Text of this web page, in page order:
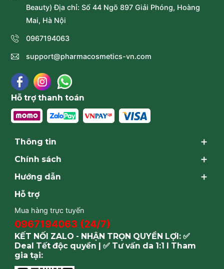
Sử dụng ngón tay áp út để tán đều và massage nhẹ
nhàng cho sản phẩm thẩm thấu.
Beauty) Địa chỉ: Số 44 Ngõ 897 Giải Phóng, Hoàng
Mai, Hà Nội
0967194063
support@pharmacosmetics-vn.com
Hỗ trợ thanh toán
Thông tin
Chính sách
Hướng dẫn
Hỗ trợ
Mua hàng trực tuyến
0967194063 (24/7)
KẾT NỐI ZALO - NHẬN TRỌN QUYỀN LỢI: ✅
Deal Tết độc quyền | ✅ Tư vấn da 1:1 I Tham
gia tại: